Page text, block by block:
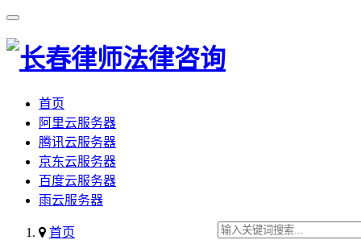
首页
阿里云服务器
腾讯云服务器
京东云服务器
百度云服务器
雨云服务器
首页